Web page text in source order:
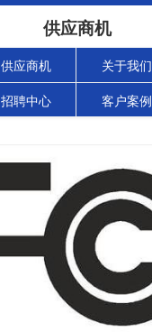
供应商机
供应商机 关于我们
招聘中心 客户案例